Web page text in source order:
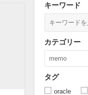
キーワード
カテゴリー
タグ
oracle